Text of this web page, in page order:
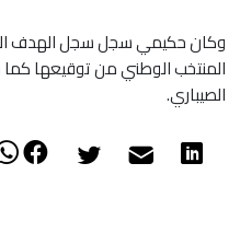
وكان حكيمي سجل سجل الهدف
المنتخب الوطني من توقيعها
الصيباري.